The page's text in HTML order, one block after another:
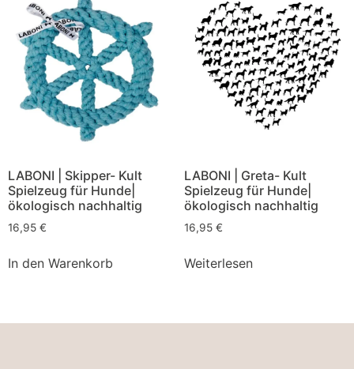
LABONI | Skipper- Kult
Spielzeug für Hunde|
ökologisch nachhaltig
16,95 €
In den Warenkorb
LABONI | Greta- Kult
Spielzeug für Hunde|
ökologisch nachhaltig
16,95 €
Weiterlesen